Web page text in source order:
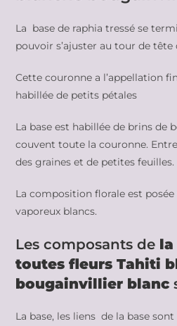
La base de raphia tressé se
pouvoir s’ajuster au tour de tête
Cette couronne a l’appellation
habillée de petits pétales
La base est habillée de brins de
couvent toute la couronne.
des graines et de petites feuilles.
La composition florale est
vaporeux blancs.
Les composants de la
toutes fleurs Tahiti
bougainvillier blanc
La base, les liens de la base